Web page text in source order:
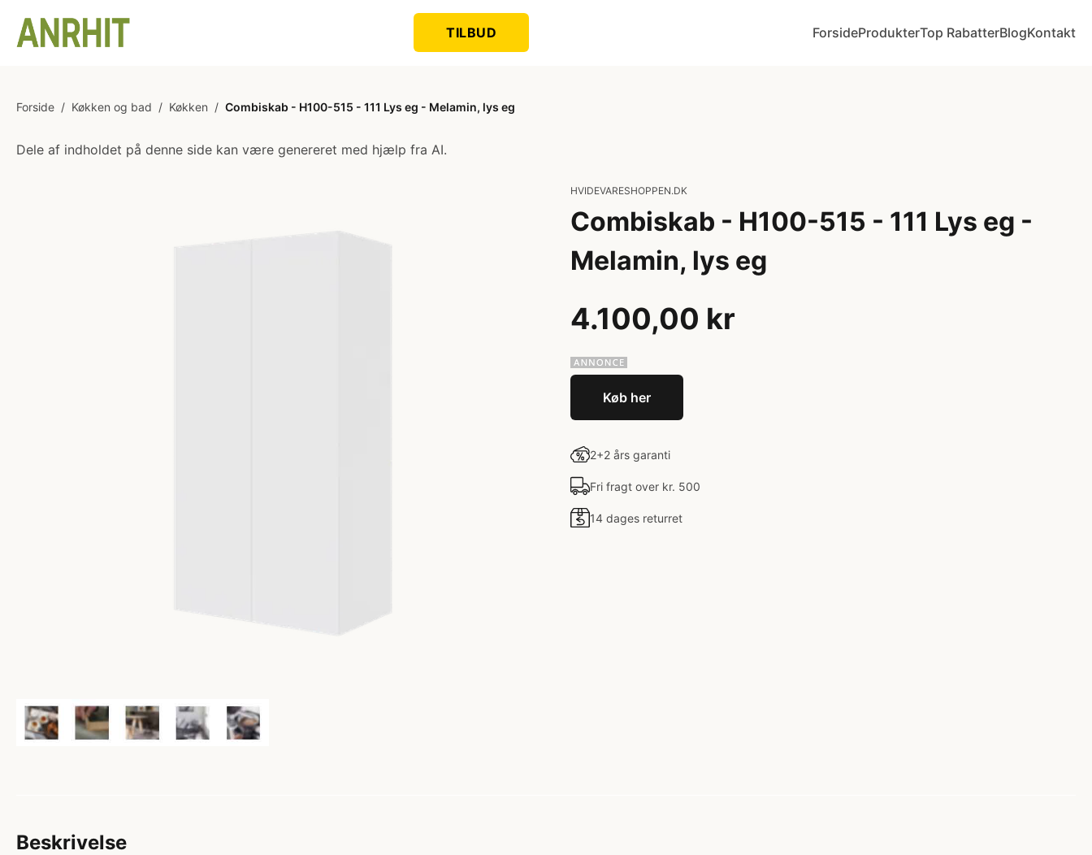
TILBUD ForsideProdukterTop RabatterBlogKontakt
Forside / Køkken og bad / Køkken / Combiskab - H100-515 - 111 Lys eg - Melamin, lys eg
Dele af indholdet på denne side kan være genereret med hjælp fra AI.
HVIDEVARESHOPPEN.DK
Combiskab - H100-515 - 111 Lys eg -
Melamin, lys eg
4.100,00 kr
Køb her
2+2 års garanti
Fri fragt over kr. 500
14 dages returret
Beskrivelse